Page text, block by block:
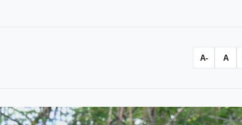
A- A